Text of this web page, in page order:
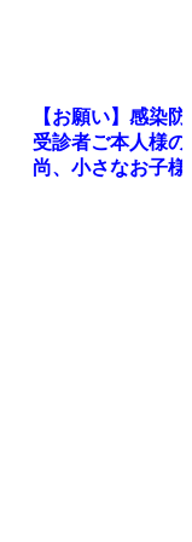
【お願い】感染
受診者ご本人様の
尚、小さなお子